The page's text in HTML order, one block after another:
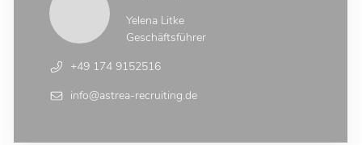
Yelena Litke
Geschäftsführer
+49 174 9152516
info@astrea-recruiting.de